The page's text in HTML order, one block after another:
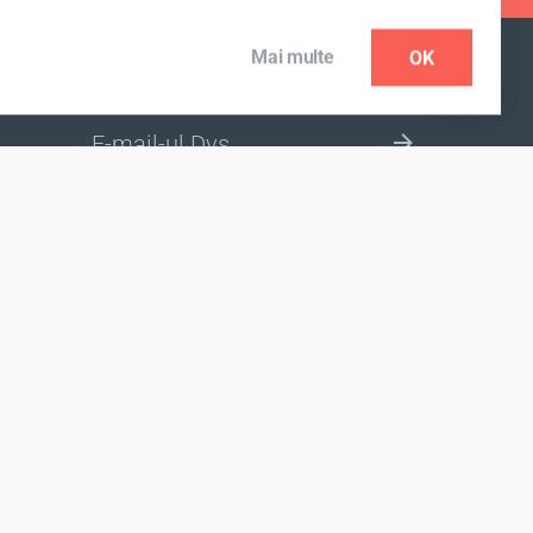
Mai multe OK